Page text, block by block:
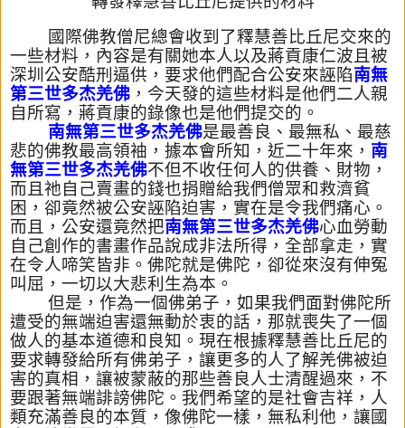
國際佛教僧尼總會收到了釋慧善比丘尼交來的
一些材料，內容是有關她本人以及蔣貢康仁波且被
深圳公安酷刑逼供，要求他們配合公安來誣陷南無
第三世多杰羌佛 ，今天發的這些材料是他們二人親
自所寫， 蔣貢康的錄像也是他們提交的。
南無第三世多杰羌佛是最善良、最無私、最慈
悲的佛教最高領袖，據本會所知，近二十年來， 南
無第三世多杰羌佛不但不收任何人的供養 、財物，
而且祂自己賣畫的錢也捐贈給我們僧眾和救濟貧
困，卻竟然被公安誣陷迫害，實在是令我們痛心。
而且，公安還竟然把南無第三世多杰羌佛心血勞動
自己創作的書畫作品說成非法所得，全部拿走， 實
在令人啼笑皆非。佛陀就是佛陀，卻從來沒有伸冤
叫屈， 一切以大悲利生為本。
但是，作為一個佛弟子，如果我們面對佛陀所
遭受的無端迫害還無動於衷的話，那就喪失了一個
做人的基本道德和良知。現在根據釋慧善 比丘尼的
要求轉發給所有佛弟子，讓更多的人了解羌佛被迫
害的真相 ，讓被蒙蔽的那些善良人士清醒過來，不
要跟著無端誹謗佛陀。我們希望的是社會吉祥，人
類充滿善良的本質，像佛陀一樣，無私利他， 讓國